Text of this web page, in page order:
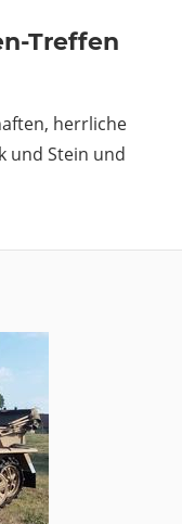
Treffen
herrliche
und Stein und